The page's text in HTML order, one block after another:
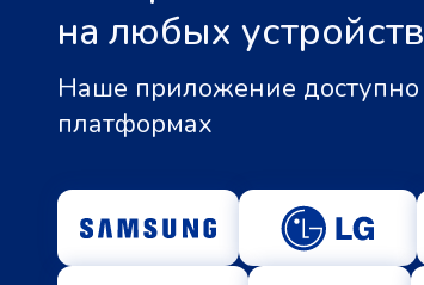
на любых
Наше приложение
платформах